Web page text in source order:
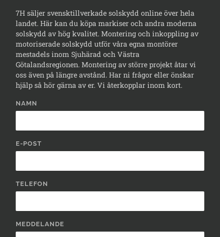
7H säljer svensktillverkade solskydd online över hela
landet. Här kan du köpa markiser och andra moderna
solskydd av hög kvalitet. Montering och inkoppling av
motoriserade solskydd utför våra egna montörer
mestadels inom Sjuhärad och Västra
Götalandsregionen. Montering av större projekt åtar vi
oss även på längre avstånd. Har ni frågor eller önskar
hjälp så hör gärna av er. Vi återkopplar inom kort.
NAMN
E-POST
TELEFON
MEDDELANDE